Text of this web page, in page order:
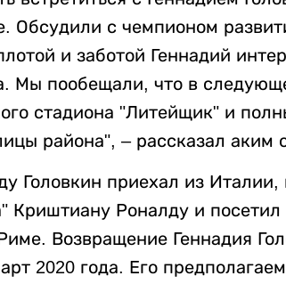
Обсудили с чемпионом
и заботой Геннадий
Мы пообещали, что в
стадиона "Литейщик" и
района", – рассказал аким
Головкин приехал из
Криштиану Роналду и
Возвращение Геннадия
2020 года. Его